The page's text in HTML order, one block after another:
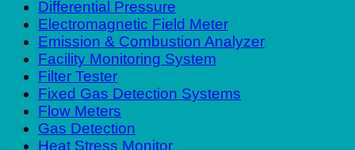
Differential Pressure
Electromagnetic Field Meter
Emission & Combustion Analyzer
Facility Monitoring System
Filter Tester
Fixed Gas Detection Systems
Flow Meters
Gas Detection
Heat Stress Monitor